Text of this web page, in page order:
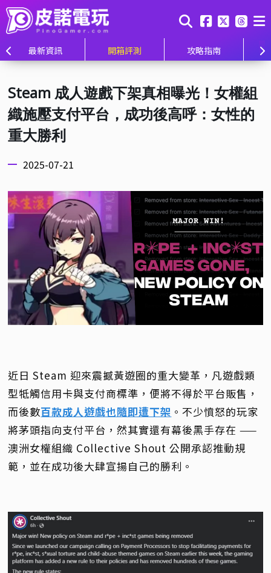
最新資訊 開箱評測 攻略指南
Steam 成人遊戲下架真相曝光！女權組
織施壓支付平台，成功後高呼：女性的
重大勝利
2025-07-21
近日 Steam 迎來震撼黃遊圈的重大變革，凡遊戲類
型牴觸信用卡與支付商標準，便將不得於平台販售，
而後數百款成人遊戲也隨即遭下架 。不少憤怒的玩家
將茅頭指向支付平台，然其實還有幕後黑手存在 ——
澳洲女權組織 Collective Shout 公開承認推動規
範，並在成功後大肆宣揚自己的勝利。